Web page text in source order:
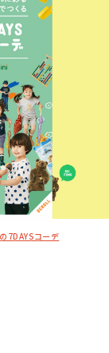
7DAYSコーデ